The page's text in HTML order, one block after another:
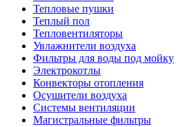
Тепловые пушки
Теплый пол
Тепловентиляторы
Увлажнители воздуха
Фильтры для воды под мойку
Электрокотлы
Конвекторы отопления
Осушители воздуха
Системы вентиляции
Магистральные фильтры